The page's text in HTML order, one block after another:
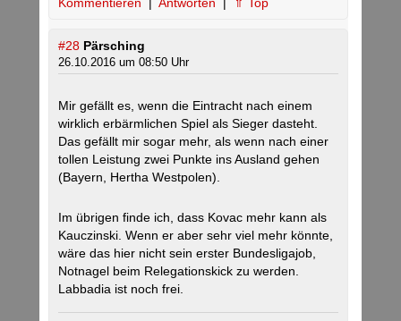
Kommentieren Antworten ⇑ Top
#28 Pärsching
26.10.2016 um 08:50 Uhr
Mir gefällt es, wenn die Eintracht nach einem
wirklich erbärmlichen Spiel als Sieger dasteht.
Das gefällt mir sogar mehr, als wenn nach einer
tollen Leistung zwei Punkte ins Ausland gehen
(Bayern, Hertha Westpolen).
Im übrigen finde ich, dass Kovac mehr kann als
Kauczinski. Wenn er aber sehr viel mehr könnte,
wäre das hier nicht sein erster Bundesligajob,
Notnagel beim Relegationskick zu werden.
Labbadia ist noch frei.